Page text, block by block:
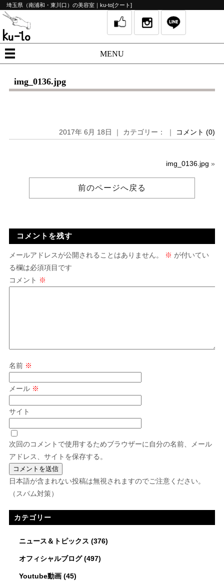
埼玉県（南浦和・東川口）の美容室｜ku-to[クート]
MENU
img_0136.jpg
2017年 6月 18日 ｜ カテゴリー： ｜ コメント (0)
img_0136.jpg »
前のページへ戻る
コメントを残す
メールアドレスが公開されることはありません。 ※ が付いてい
る欄は必須項目です
コメント ※
名前 ※
メール ※
サイト
次回のコメントで使用するためブラウザーに自分の名前、メール
アドレス、サイトを保存する。
日本語が含まれない投稿は無視されますのでご注意ください。
（スパム対策）
カテゴリー
ニュース＆トピックス (376)
オフィシャルブログ(497)
Youtube動画(45)